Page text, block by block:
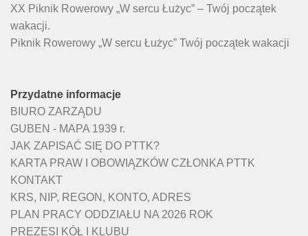
XX Piknik Rowerowy „W sercu Łużyc” – Twój początek
wakacji.
Piknik Rowerowy „W sercu Łużyc” Twój początek wakacji
Przydatne informacje
BIURO ZARZĄDU
GUBEN - MAPA 1939 r.
JAK ZAPISAĆ SIĘ DO PTTK?
KARTA PRAW I OBOWIĄZKÓW CZŁONKA PTTK
KONTAKT
KRS, NIP, REGON, KONTO, ADRES
PLAN PRACY ODDZIAŁU NA 2026 ROK
PREZESI KÓŁ I KLUBU